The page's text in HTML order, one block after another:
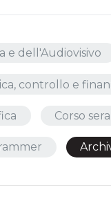
e dell'Audiovisivo
controllo e
Corso